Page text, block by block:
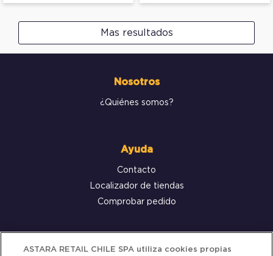
Mas resultados
Nosotros
¿Quiénes somos?
Ayuda
Contacto
Localizador de tiendas
Comprobar pedido
Servicio al cliente
ASTARA RETAIL CHILE SPA utiliza cookies propias